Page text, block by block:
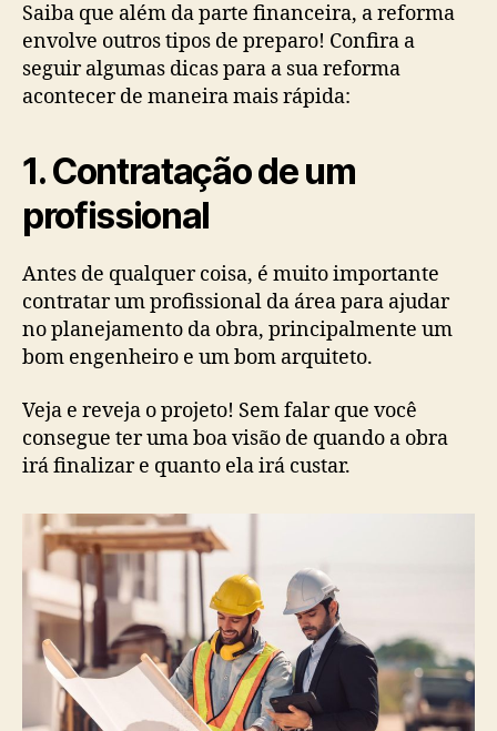
Saiba que além da parte financeira, a reforma
envolve outros tipos de preparo! Confira a
seguir algumas dicas para a sua reforma
acontecer de maneira mais rápida:
1. Contratação de um
profissional
Antes de qualquer coisa, é muito importante
contratar um profissional da área para ajudar
no planejamento da obra, principalmente um
bom engenheiro e um bom arquiteto.
Veja e reveja o projeto! Sem falar que você
consegue ter uma boa visão de quando a obra
irá finalizar e quanto ela irá custar.